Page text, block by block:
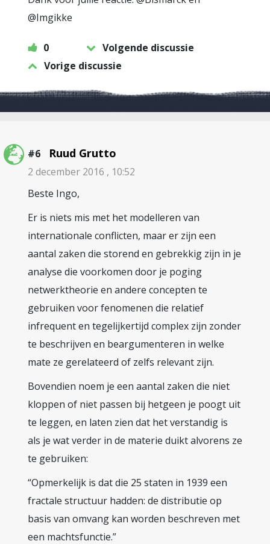
@Imgikke
0
Volgende discussie
Vorige discussie
#6 Ruud Grutto
2 december 2016 , 10:52
Beste Ingo,
Er is niets mis met het modelleren van
internationale conflicten, maar er zijn een
aantal zaken die storend en gebrekkig zijn in je
analyse die voorkomen door je poging
netwerktheorie en andere concepten te
gebruiken voor fenomenen die relatief
infrequent en tegelijkertijd complex zijn zonder
te beschrijven en beargumenteren in welke
mate ze gerelateerd of zelfs relevant zijn.
Bovendien noem je een aantal zaken die niet
kloppen of niet passen bij hetgeen je poogt uit
te leggen, en laten zien dat het verstandig is
als je wat verder in de materie duikt alvorens ze
te gebruiken:
“Opmerkelijk is dat die 25 staten in 1939 een
fractale structuur hadden: de distributie op
basis van omvang kan worden beschreven met
een machtsfunctie.”